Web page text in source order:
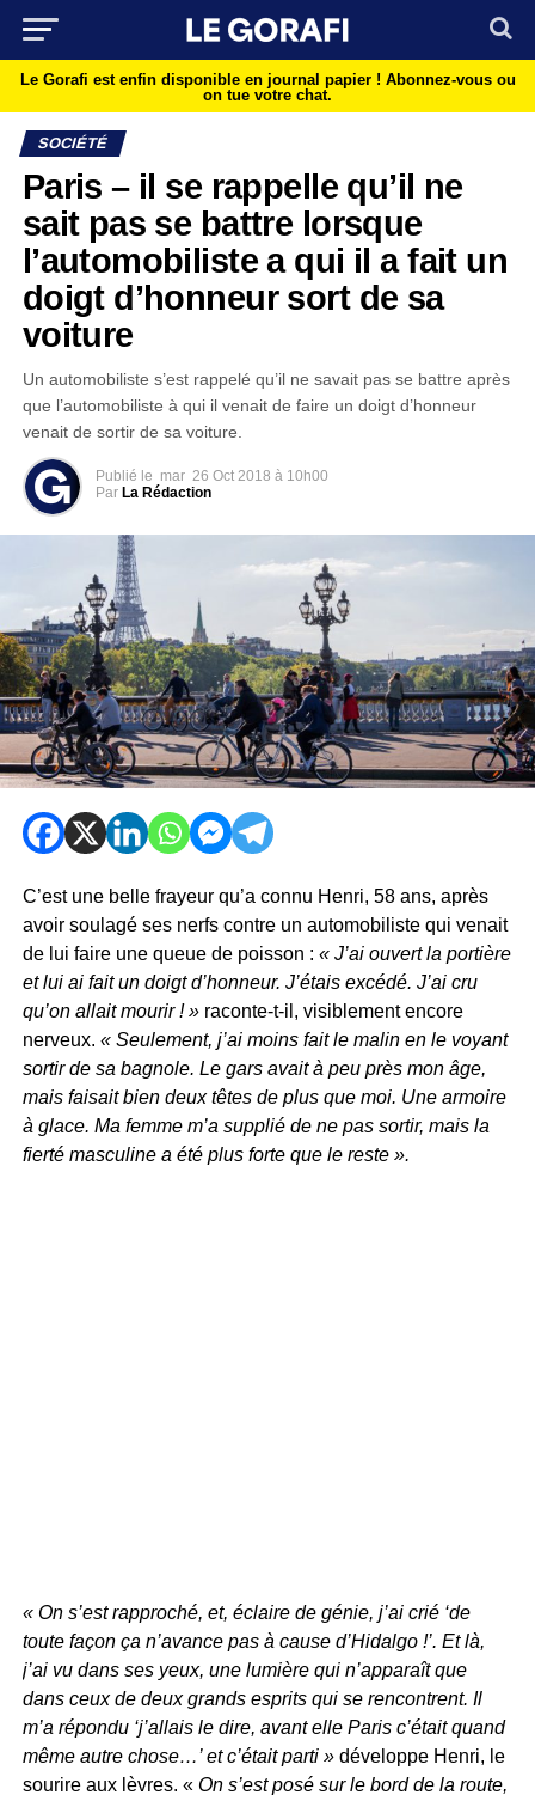
Le Gorafi est enfin disponible en journal papier ! Abonnez-vous ou
on tue votre chat.
SOCIÉTÉ
Paris – il se rappelle qu’il ne
sait pas se battre lorsque
l’automobiliste a qui il a fait un
doigt d’honneur sort de sa
voiture
Un automobiliste s’est rappelé qu’il ne savait pas se battre après
que l’automobiliste à qui il venait de faire un doigt d’honneur
venait de sortir de sa voiture.
Publié le mar 26 Oct 2018 à 10h00
Par La Rédaction
C’est une belle frayeur qu’a connu Henri, 58 ans, après
avoir soulagé ses nerfs contre un automobiliste qui venait
de lui faire une queue de poisson : « J’ai ouvert la portière
et lui ai fait un doigt d’honneur. J’étais excédé. J’ai cru
qu’on allait mourir ! »raconte-t-il, visiblement encore
nerveux. « Seulement, j’ai moins fait le malin en le voyant
sortir de sa bagnole. Le gars avait à peu près mon âge,
mais faisait bien deux têtes de plus que moi. Une armoire
à glace. Ma femme m’a supplié de ne pas sortir, mais la
fierté masculine a été plus forte que le reste ».
« On s’est rapproché, et, éclaire de génie, j’ai crié ‘de
toute façon ça n’avance pas à cause d’Hidalgo !’. Et là,
j’ai vu dans ses yeux, une lumière qui n’apparaît que
dans ceux de deux grands esprits qui se rencontrent. Il
m’a répondu ‘j’allais le dire, avant elle Paris c’était quand
même autre chose…’ et c’était parti »développe Henri, le
sourire aux lèvres. «On s’est posé sur le bord de la route,